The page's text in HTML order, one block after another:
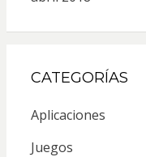
CATEGORÍAS
Aplicaciones
Juegos